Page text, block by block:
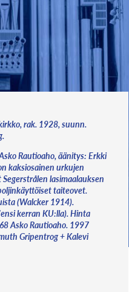
rak. 1928, suunn.
Rautioaho, äänitys: Erkki
kaksiosainen urkujen
lasimaalauksen
taiteovet.
(Walcker 1914).
kerran KU:lla). Hinta
Asko Rautioaho. 1997
Gripentrog + Kalevi